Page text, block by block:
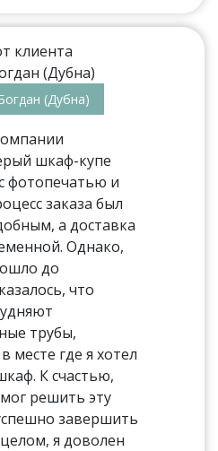
(Дубна)
шкаф-купе
фотопечатью и
заказа был
а доставка
Однако,
до
что
трубы,
месте где я хотел
К счастью,
решить эту
завершить
я доволен